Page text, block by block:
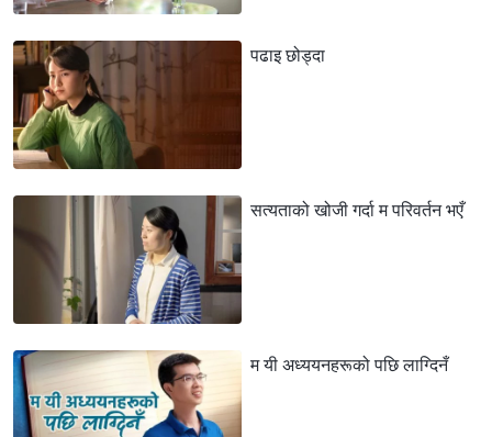
पढाइ छोड्दा
सत्यताको खोजी गर्दा म परिवर्तन भएँ
म यी अध्ययनहरूको पछि लाग्दिनँ